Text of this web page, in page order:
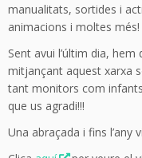
manualitats, sortides i
animacions i moltes més!
Sent avui l’últim dia,
mitjançant aquest xarxa
tant monitors com
que us agradi!!!
Una abraçada i fins l’any